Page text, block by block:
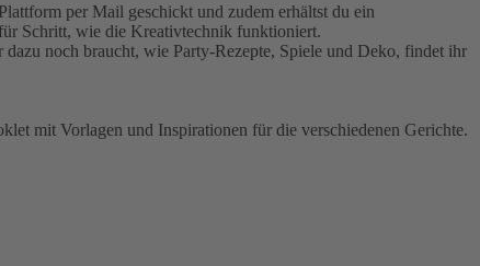
per Mail geschickt und zudem erhältst du ein
Schritt, wie die Kreativtechnik funktioniert.
noch braucht, wie Party-Rezepte, Spiele und Deko, findet ihr
mit Vorlagen und Inspirationen für die verschiedenen Gerichte.